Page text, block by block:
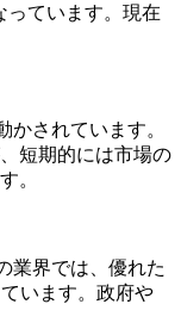
っています。現在
されています。
短期的には市場の
。
業界では、優れた
います。政府や